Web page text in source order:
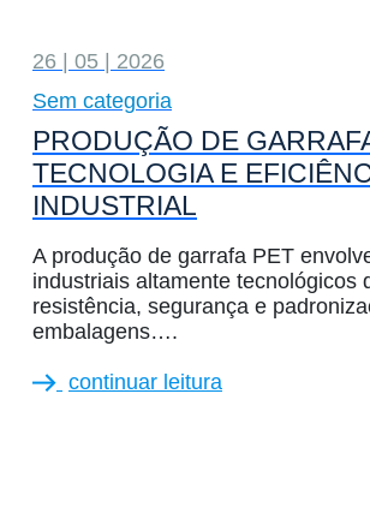
26 | 05 | 2026
Sem categoria
PRODUÇÃO DE
TECNOLOGIA E
INDUSTRIAL
A produção de garrafa PET
industriais altamente tecnológicos
resistência, segurança e
embalagens….
continuar leitura